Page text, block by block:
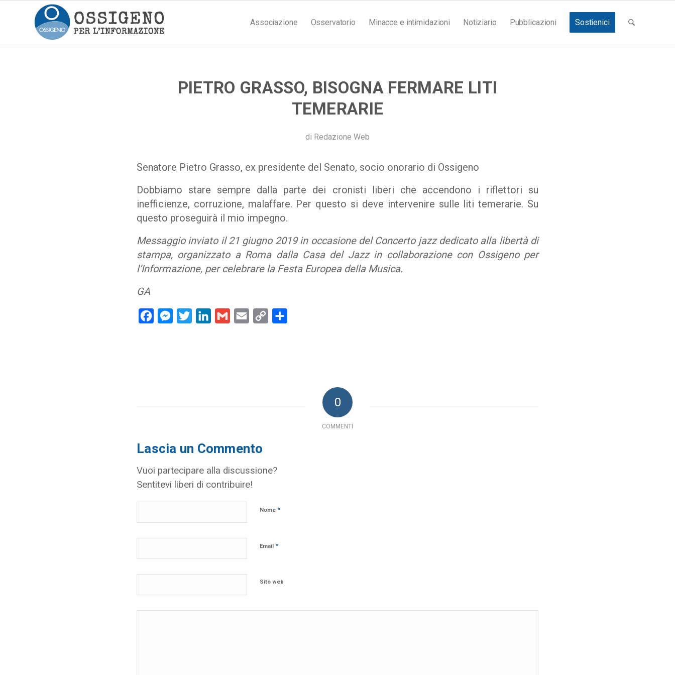
Associazione Osservatorio Minacce e intimidazioni Notiziario Pubblicazioni Sostienici
PIETRO GRASSO, BISOGNA FERMARE LITI
TEMERARIE
di Redazione Web
Senatore Pietro Grasso, ex presidente del Senato, socio onorario di Ossigeno
Dobbiamo stare sempre dalla parte dei cronisti liberi che accendono i riflettori su
inefficienze, corruzione, malaffare. Per questo si deve intervenire sulle liti temerarie. Su
questo proseguirà il mio impegno.
Messaggio inviato il 21 giugno 2019 in occasione del Concerto jazz dedicato alla libertà di
stampa, organizzato a Roma dalla Casa del Jazz in collaborazione con Ossigeno per
l’Informazione, per celebrare la Festa Europea della Musica.
GA
FacebookMessenger
Twitter LinkedInGmail Email
Copy
0
COMMENTI
Lascia un Commento
Vuoi partecipare alla discussione?
Sentitevi liberi di contribuire!
Nome *
Email *
Sito web